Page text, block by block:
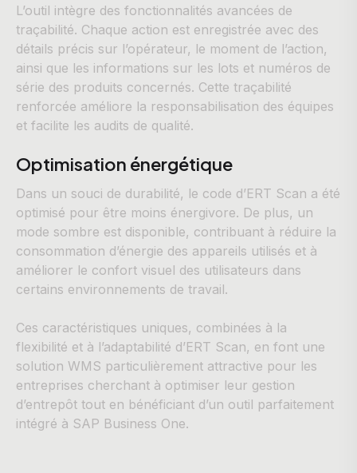
L’outil intègre des fonctionnalités avancées de
traçabilité. Chaque action est enregistrée avec des
détails précis sur l’opérateur, le moment de l’action,
ainsi que les informations sur les lots et numéros de
série des produits concernés. Cette traçabilité
renforcée améliore la responsabilisation des équipes
et facilite les audits de qualité.
Optimisation énergétique
Dans un souci de durabilité, le code d’ERT Scan a été
optimisé pour être moins énergivore. De plus, un
mode sombre est disponible, contribuant à réduire la
consommation d’énergie des appareils utilisés et à
améliorer le confort visuel des utilisateurs dans
certains environnements de travail.
Ces caractéristiques uniques, combinées à la
flexibilité et à l’adaptabilité d’ERT Scan, en font une
solution WMS particulièrement attractive pour les
entreprises cherchant à optimiser leur gestion
d’entrepôt tout en bénéficiant d’un outil parfaitement
intégré à SAP Business One.